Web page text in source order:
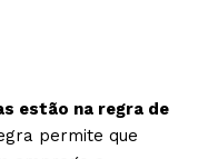
estão na regra de
permite que